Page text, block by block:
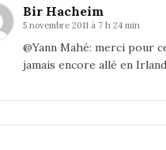
Bir Hacheim
5 novembre 2011 à 7 h 24 min
@Yann Mahé: merci pour
jamais encore allé en